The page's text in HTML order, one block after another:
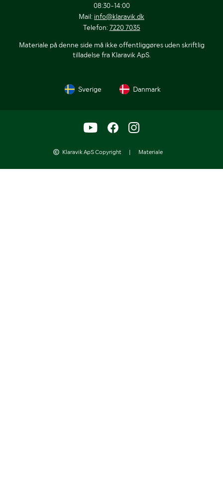
08:30-14:00
Mail: info@klaravik.dk
Telefon: 7220 7035
Materiale på denne side må ikke offentliggøres uden skriftlig
tilladelse fra Klaravik ApS.
Sverige Danmark
Klaravik ApS Copyright | Materiale